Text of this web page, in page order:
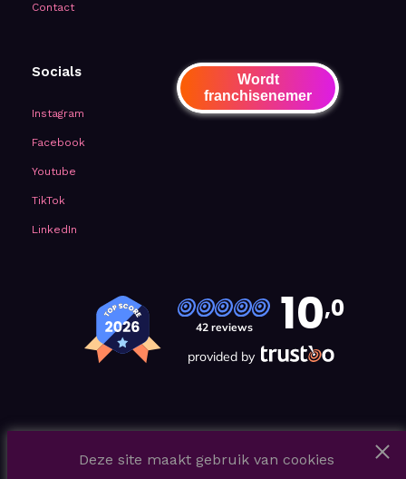
Contact
Socials
Instagram
Facebook
Youtube
TikTok
LinkedIn
Wordt
franchisenemer
42 reviews 10,0
provided by
Deze site maakt gebruik van cookies